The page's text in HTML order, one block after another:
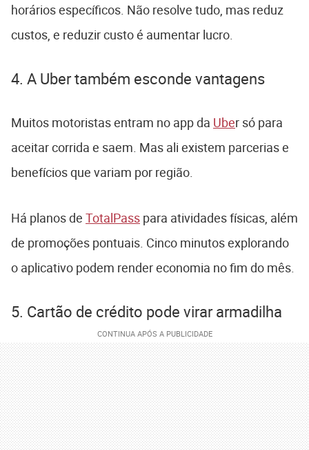
horários específicos. Não resolve tudo, mas reduz
custos, e reduzir custo é aumentar lucro.
4. A Uber também esconde vantagens
Muitos motoristas entram no app da Uber só para
aceitar corrida e saem. Mas ali existem parcerias e
benefícios que variam por região.
Há planos de TotalPass para atividades físicas, além
de promoções pontuais. Cinco minutos explorando
o aplicativo podem render economia no fim do mês.
5. Cartão de crédito pode virar armadilha